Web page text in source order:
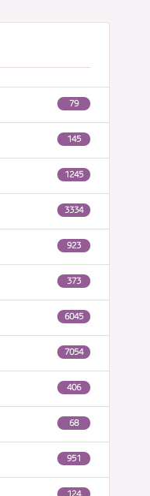
79
145
1245
3334
923
373
6045
7054
406
68
951
124